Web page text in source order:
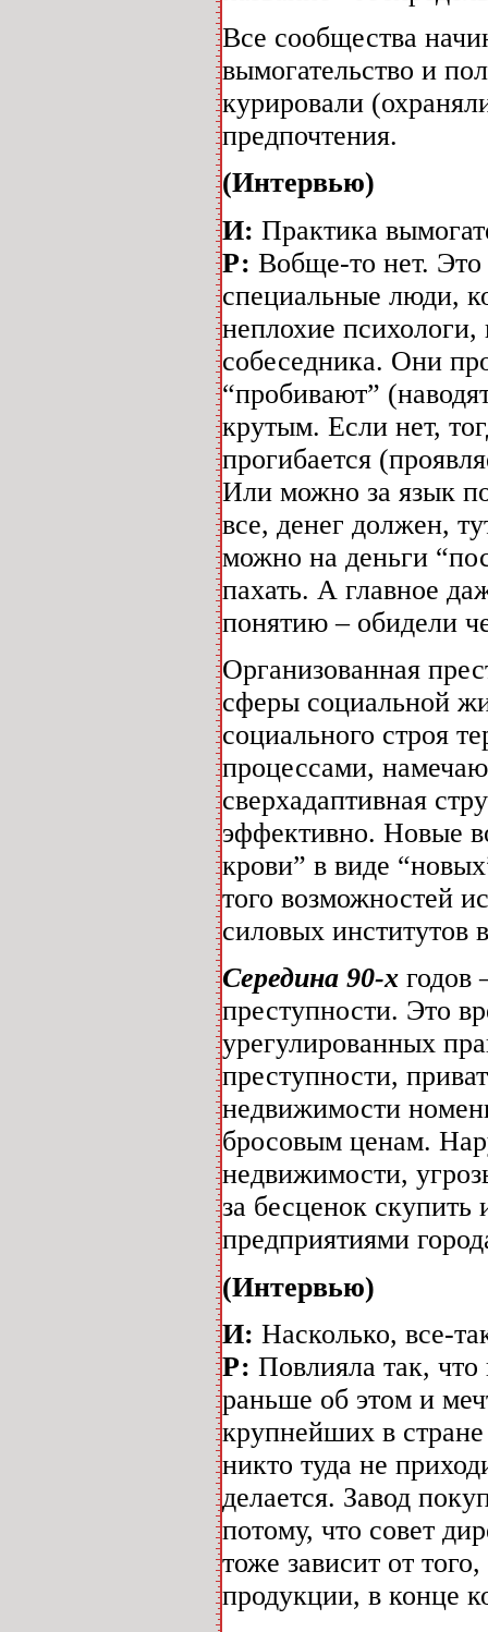
Все сообщества
вымогательство и
курировали
предпочтения.
(Интервью)
И: Практика
Р: Вобще-то нет. Это
специальные люди,
неплохие
собеседника. Они
“пробивают”
крутым. Если нет,
прогибается
Или можно за язык
все, денег должен,
можно на деньги
пахать. А главное
понятию – обидели
Организованная
сферы социальной
социального строя
процессами,
сверхадаптивная
эффективно. Новые
крови” в виде
того возможностей
силовых институтов
Середина 90-х годов
преступности. Это
урегулированных
преступности,
недвижимости
бросовым ценам.
недвижимости,
за бесценок скупить
предприятиями
(Интервью)
И: Насколько, все-
Р: Повлияла так,
раньше об этом и
крупнейших в
никто туда не
делается. Завод
потому, что совет
тоже зависит от
продукции, в конце